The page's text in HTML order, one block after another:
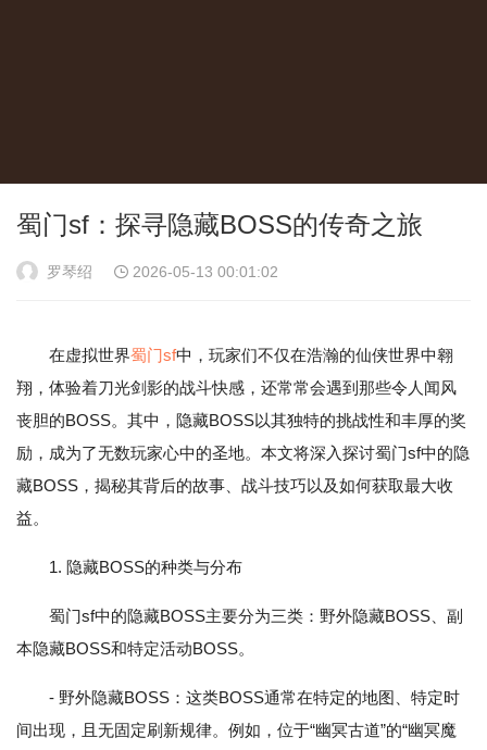
蜀门sf：探寻隐藏BOSS的传奇之旅
罗琴绍 2026-05-13 00:01:02
在虚拟世界蜀门sf中，玩家们不仅在浩瀚的仙侠世界中翱
翔，体验着刀光剑影的战斗快感，还常常会遇到那些令人闻风
丧胆的BOSS。其中，隐藏BOSS以其独特的挑战性和丰厚的奖
励，成为了无数玩家心中的圣地。本文将深入探讨蜀门sf中的隐
藏BOSS，揭秘其背后的故事、战斗技巧以及如何获取最大收
益。
1. 隐藏BOSS的种类与分布
蜀门sf中的隐藏BOSS主要分为三类：野外隐藏BOSS、副
本隐藏BOSS和特定活动BOSS。
- 野外隐藏BOSS：这类BOSS通常在特定的地图、特定时
间出现，且无固定刷新规律。例如，位于“幽冥古道”的“幽冥魔